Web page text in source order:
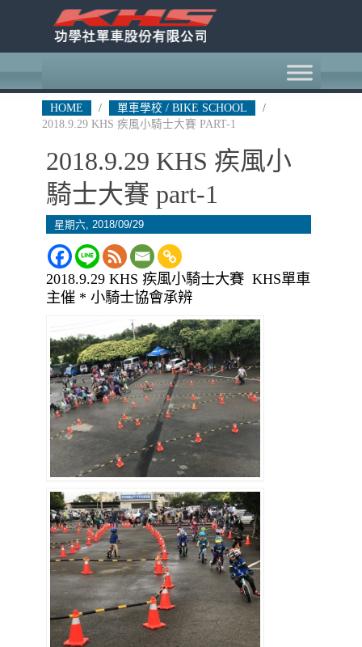
HOME / 單車學校 / BIKE SCHOOL
/
2018.9.29 KHS 疾風小騎士大賽 PART-1
2018.9.29 KHS 疾風小
騎士大賽 part-1
星期六, 2018/09/29
2018.9.29 KHS 疾風小騎士大賽 KHS單車
主催 * 小騎士協會承辨